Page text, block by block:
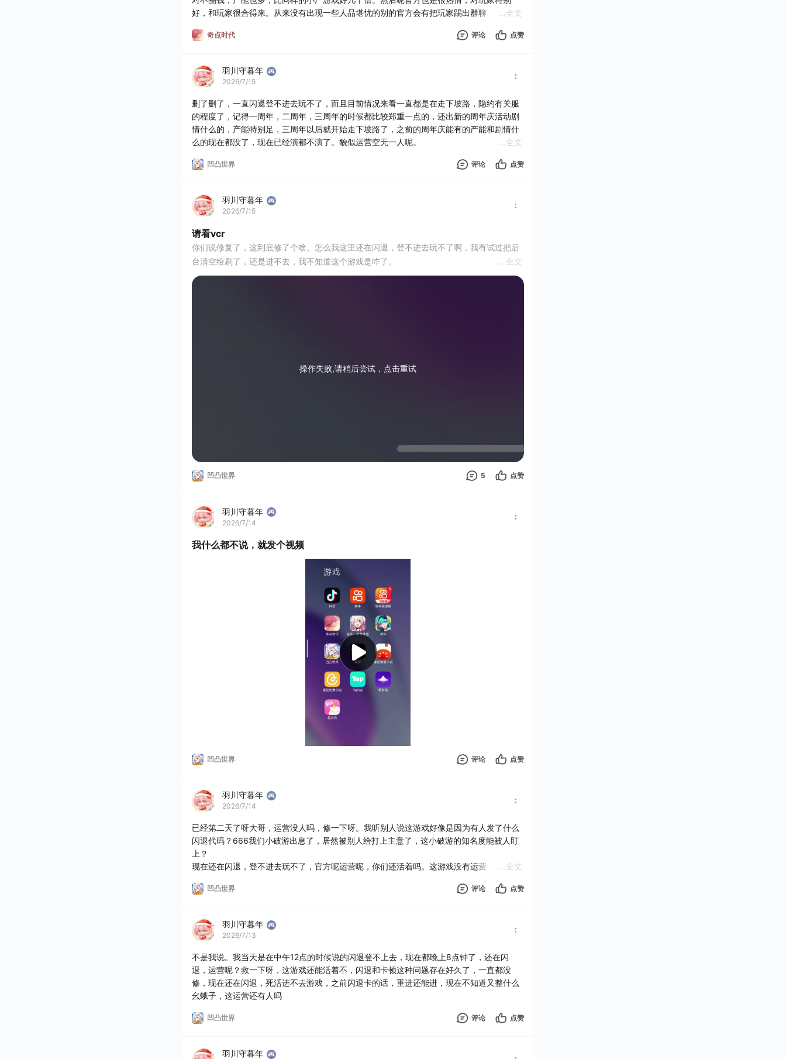
好，和玩家很合得来。从来没有出现一些人品堪忧的别的官方会有把玩家踢出群聊、拉黑、
好
全文
奇点时代 评论 点赞
羽川守暮年
2026/7/15
删了删了，一直闪退登不进去玩不了，而且目前情况来看一直都是在走下坡路，隐约有关服
的程度了，记得一周年，二周年，三周年的时候都比较郑重一点的，还出新的周年庆活动剧
情什么的，产能特别足，三周年以后就开始走下坡路了，之前的周年庆能有的产能和剧情什
么的现在都没了，现在已经演都不演了。貌似运营空无一人呢。
有500年前的大大小
全文
凹凸世界 评论 点赞
羽川守暮年
2026/7/15
请看vcr
你们说修复了，这到底修了个啥。怎么我这里还在闪退，登不进去玩不了啊，我有试过把后
台清空给刷了，还是进不去，我不知道这个游戏是咋了。
好几次看着都要加载好了就要登进去了，就给我一个雷霆大闪退，我这里是已经第四天了，
... 全文
操作失败,请稍后尝试，点击重试
凹凸世界 5 点赞
羽川守暮年
2026/7/14
我什么都不说，就发个视频
凹凸世界 评论 点赞
羽川守暮年
2026/7/14
已经第二天了呀大哥，运营没人吗，修一下呀。我听别人说这游戏好像是因为有人发了什么
闪退代码？666我们小破游出息了，居然被别人给打上主意了，这小破游的知名度能被人盯
上？
现在还在闪退，登不进去玩不了，官方呢运营呢，你们还活着吗。这游戏没有运营，没有人
全文
凹凸世界 评论 点赞
羽川守暮年
2026/7/13
不是我说。我当天是在中午12点的时候说的闪退登不上去，现在都晚上8点钟了，还在闪
退，运营呢？救一下呀，这游戏还能活着不，闪退和卡顿这种问题存在好久了，一直都没
修，现在还在闪退，死活进不去游戏，之前闪退卡的话，重进还能进，现在不知道又整什么
幺蛾子，这运营还有人吗
凹凸世界 评论 点赞
羽川守暮年